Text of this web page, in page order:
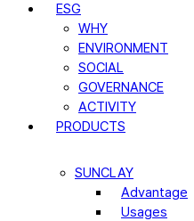
ESG
WHY
ENVIRONMENT
SOCIAL
GOVERNANCE
ACTIVITY
PRODUCTS
SUNCLAY
Advantage
Usages